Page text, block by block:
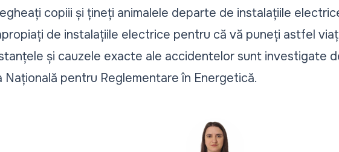
copiii și țineți animalele departe de instalațiile
de instalațiile electrice pentru că vă puneți astfel
și cauzele exacte ale accidentelor sunt investigate
Națională pentru Reglementare în Energetică.